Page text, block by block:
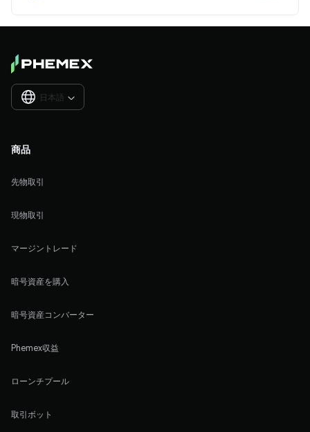
日本語 
商品
先物取引
現物取引
マージントレード
暗号資産を購入
暗号資産コンバーター
Phemex収益
ローンチプール
取引ボット